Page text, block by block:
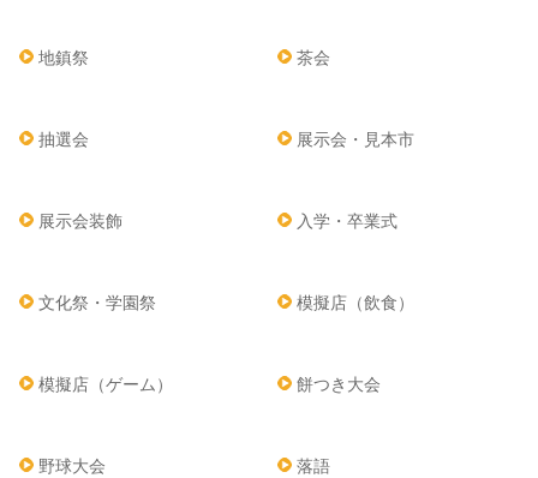
地鎮祭 茶会
抽選会 展示会・見本市
展示会装飾 入学・卒業式
文化祭・学園祭 模擬店（飲食）
模擬店（ゲーム） 餅つき大会
野球大会 落語